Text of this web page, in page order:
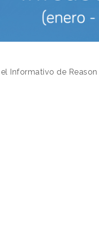
Informativo de Reason